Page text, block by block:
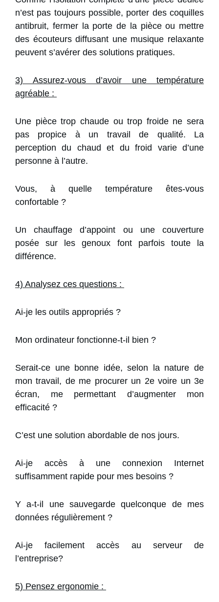
n’est pas toujours possible, porter des coquilles
antibruit, fermer la porte de la pièce ou mettre
des écouteurs diffusant une musique relaxante
peuvent s’avérer des solutions pratiques.
3) Assurez-vous d’avoir une température
agréable :
Une pièce trop chaude ou trop froide ne sera
pas propice à un travail de qualité. La
perception du chaud et du froid varie d’une
personne à l’autre.
Vous, à quelle température êtes-vous
confortable ?
Un chauffage d’appoint ou une couverture
posée sur les genoux font parfois toute la
différence.
4) Analysez ces questions :
Ai-je les outils appropriés ?
Mon ordinateur fonctionne-t-il bien ?
Serait-ce une bonne idée, selon la nature de
mon travail, de me procurer un 2e voire un 3e
écran, me permettant d’augmenter mon
efficacité ?
C’est une solution abordable de nos jours.
Ai-je accès à une connexion Internet
suffisamment rapide pour mes besoins ?
Y a-t-il une sauvegarde quelconque de mes
données régulièrement ?
Ai-je facilement accès au serveur de
l’entreprise?
5) Pensez ergonomie :